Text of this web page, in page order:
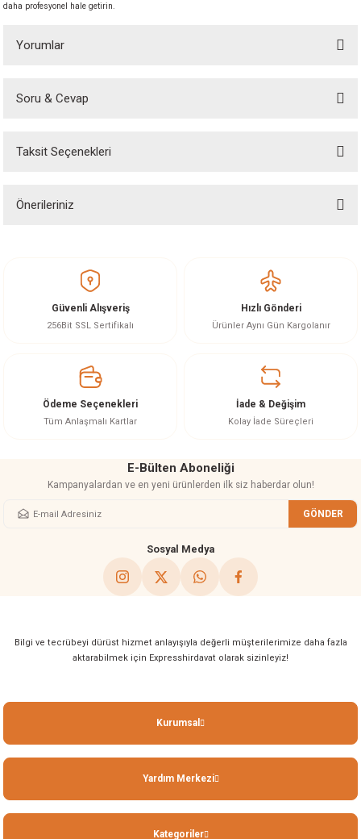
daha profesyonel hale getirin.
Yorumlar
Soru & Cevap
Ürün hakkında henüz soru sorulmamış.
Taksit Seçenekleri
Önerileriniz
Görüş ve önerileriniz için teşekkür ederiz.
Ürün resmi kalitesiz, bozuk veya görüntülenemiyor.
Ürün bilgilerinde hatalar bulunuyor.
Bu ürüne benzer farklı alternatifler olmalı.
Güvenli Alışveriş
256Bit SSL Sertifikalı
Hızlı Gönderi
Ürünler Aynı Gün Kargolanır
Ödeme Seçenekleri
Tüm Anlaşmalı Kartlar
İade & Değişim
Kolay İade Süreçleri
E-Bülten Aboneliği
Kampanyalardan ve en yeni ürünlerden ilk siz haberdar olun!
GÖNDER
Sosyal Medya
Bilgi ve tecrübeyi dürüst hizmet anlayışıyla değerli müşterilerimize daha fazla
aktarabilmek için Expresshirdavat olarak sizinleyiz!
Kurumsal
Yardım Merkezi
Kategoriler